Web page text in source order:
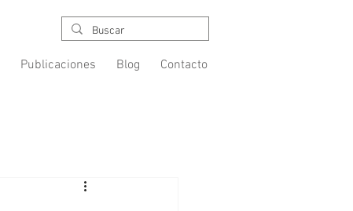
Publicaciones Blog Contacto